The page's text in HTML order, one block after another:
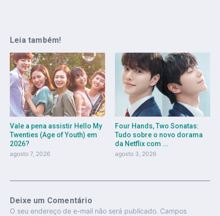
Leia também!
Vale a pena assistir Hello My
Twenties (Age of Youth) em
2026?
agosto 7, 2026
Four Hands, Two Sonatas:
Tudo sobre o novo dorama
da Netflix com ...
agosto 3, 2026
Deixe um Comentário
O seu endereço de e-mail não será publicado. Campos